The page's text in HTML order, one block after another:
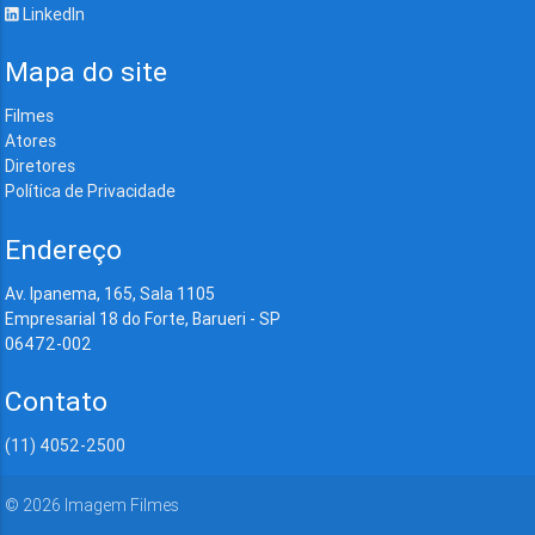
LinkedIn
Mapa do site
Filmes
Atores
Diretores
Política de Privacidade
Endereço
Av. Ipanema, 165, Sala 1105
Empresarial 18 do Forte, Barueri - SP
06472-002
Contato
(11) 4052-2500
© 2026 Imagem Filmes